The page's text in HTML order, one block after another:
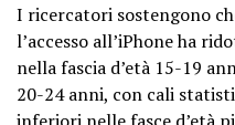
I ricercatori sostengono
l’accesso all’iPhone ha
nella fascia d’età 15-19
20-24 anni, con cali